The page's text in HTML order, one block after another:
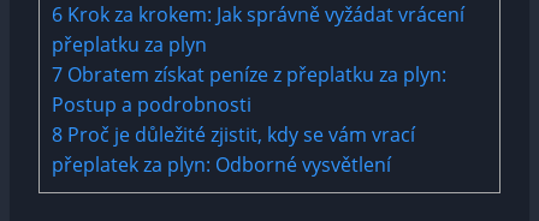
6 Krok za krokem: Jak správně vyžádat vrácení
přeplatku za plyn
7 Obratem ⁤získat peníze⁤ z přeplatku za plyn: ​
Postup a podrobnosti
8 Proč je důležité zjistit, kdy se vám ‌vrací⁢
přeplatek za plyn: Odborné‌ vysvětlení